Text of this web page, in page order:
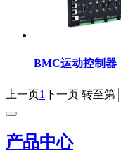
BMC运动控制器
上一页1下一页 转至第
产品中心